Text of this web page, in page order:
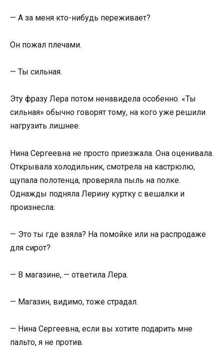
— А за меня кто-нибудь переживает?
Он пожал плечами.
— Ты сильная.
Эту фразу Лера потом ненавидела особенно. «Ты
сильная» обычно говорят тому, на кого уже решили
нагрузить лишнее.
Нина Сергеевна не просто приезжала. Она оценивала.
Открывала холодильник, смотрела на кастрюлю,
щупала полотенца, проверяла пыль на полке.
Однажды подняла Лерину куртку с вешалки и
произнесла:
— Это ты где взяла? На помойке или на распродаже
для сирот?
— В магазине, — ответила Лера.
— Магазин, видимо, тоже страдал.
— Нина Сергеевна, если вы хотите подарить мне
пальто, я не против.